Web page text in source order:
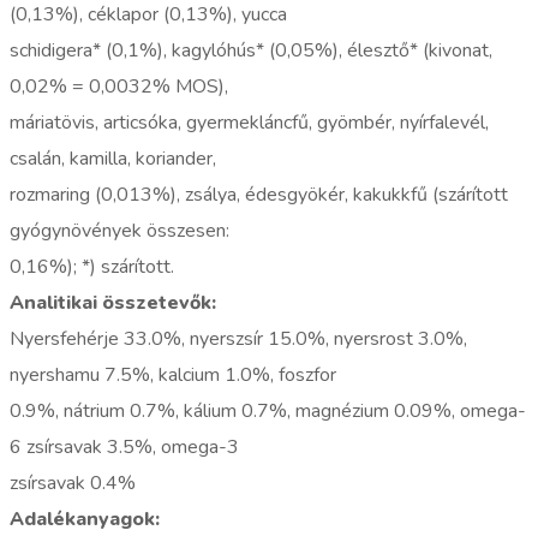
(0,13%), céklapor (0,13%), yucca
schidigera* (0,1%), kagylóhús* (0,05%), élesztő* (kivonat,
0,02% = 0,0032% MOS),
máriatövis, articsóka, gyermekláncfű, gyömbér, nyírfalevél,
csalán, kamilla, koriander,
rozmaring (0,013%), zsálya, édesgyökér, kakukkfű (szárított
gyógynövények összesen:
0,16%); *) szárított.
Analitikai összetevők:
Nyersfehérje 33.0%, nyerszsír 15.0%, nyersrost 3.0%,
nyershamu 7.5%, kalcium 1.0%, foszfor
0.9%, nátrium 0.7%, kálium 0.7%, magnézium 0.09%, omega-
6 zsírsavak 3.5%, omega-3
zsírsavak 0.4%
Adalékanyagok: